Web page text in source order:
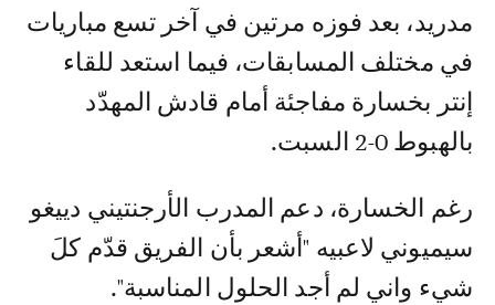
مدريد، بعد فوزه مرتين في آخر تسع مباريات
في مختلف المسابقات، فيما استعد للقاء
إنتر بخسارة مفاجئة أمام قادش المهدّد
بالهبوط 0-2 السبت.
رغم الخسارة، دعم المدرب الأرجنتيني دييغو
سيميوني لاعبيه "أشعر بأن الفريق قدّم كلَ
شيء واني لم أجد الحلول المناسبة".